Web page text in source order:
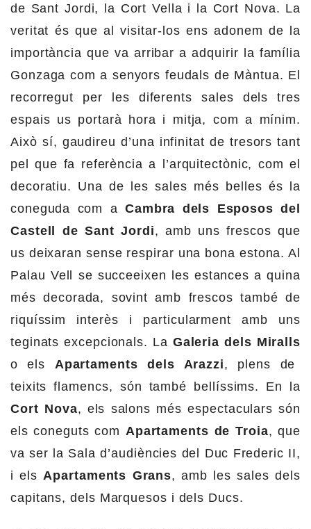
de Sant Jordi, la Cort Vella i la Cort Nova. La
veritat és que al visitar-los ens adonem de la
importància que va arribar a adquirir la família
Gonzaga com a senyors feudals de Màntua. El
recorregut per les diferents sales dels tres
espais us portarà hora i mitja, com a mínim.
Això sí, gaudireu d’una infinitat de tresors tant
pel que fa referència a l’arquitectònic, com el
decoratiu. Una de les sales més belles és la
coneguda com a Cambra dels Esposos del
Castell de Sant Jordi, amb uns frescos que
us deixaran sense respirar una bona estona. Al
Palau Vell se succeeixen les estances a quina
més decorada, sovint amb frescos també de
riquíssim interès i particularment amb uns
teginats excepcionals. La Galeria dels Miralls
o els Apartaments dels Arazzi, plens de
teixits flamencs, són també bellíssims. En la
Cort Nova, els salons més espectaculars són
els coneguts com Apartaments de Troia, que
va ser la Sala d’audiències del Duc Frederic II,
i els Apartaments Grans, amb les sales dels
capitans, dels Marquesos i dels Ducs.